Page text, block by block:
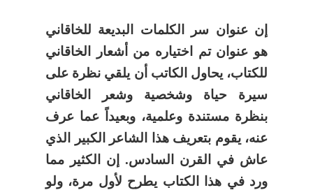
إن عنوان سر الكلمات البديعة للخاقاني
هو عنوان تم اختياره من أشعار الخاقاني
للكتاب، يحاول الكاتب أن يلقي نظرة على
سيرة حياة وشخصية وشعر الخاقاني
بنظرة مستندة وعلمية، وبعيداً عما عرف
عنه، يقوم بتعريف هذا الشاعر الكبير الذي
عاش في القرن السادس. إن الكثير مما
ورد في هذا الكتاب يطرح لأول مرة، ولو